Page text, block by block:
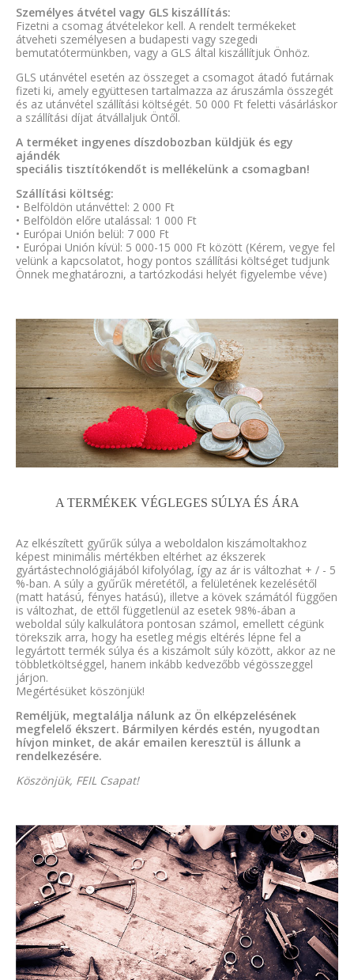
Személyes átvétel vagy GLS kiszállítás:
Fizetni a csomag átvételekor kell. A rendelt termékeket
átveheti személyesen a budapesti vagy szegedi
bemutatótermünkben, vagy a GLS által kiszállítjuk Önhöz.
GLS utánvétel esetén az összeget a csomagot átadó futárnak
fizeti ki, amely együttesen tartalmazza az áruszámla összegét
és az utánvétel szállítási költségét. 50 000 Ft feletti vásárláskor
a szállítási díjat átvállaljuk Öntől.
A terméket ingyenes díszdobozban küldjük és egy
ajándék
speciális tisztítókendőt is mellékelünk a csomagban!
Szállítási költség:
• Belföldön utánvéttel: 2 000 Ft
• Belföldön előre utalással: 1 000 Ft
• Európai Unión belül: 7 000 Ft
• Európai Unión kívül: 5 000-15 000 Ft között (Kérem, vegye fel
velünk a kapcsolatot, hogy pontos szállítási költséget tudjunk
Önnek meghatározni, a tartózkodási helyét figyelembe véve)
A TERMÉKEK VÉGLEGES SÚLYA ÉS ÁRA
Az elkészített gyűrűk súlya a weboldalon kiszámoltakhoz
képest minimális mértékben eltérhet az ékszerek
gyártástechnológiájából kifolyólag, így az ár is változhat + / - 5
%-ban. A súly a gyűrűk méretétől, a felületének kezelésétől
(matt hatású, fényes hatású), illetve a kövek számától függően
is változhat, de ettől függetlenül az esetek 98%-ában a
weboldal súly kalkulátora pontosan számol, emellett cégünk
törekszik arra, hogy ha esetleg mégis eltérés lépne fel a
legyártott termék súlya és a kiszámolt súly között, akkor az ne
többletköltséggel, hanem inkább kedvezőbb végösszeggel
járjon.
Megértésüket köszönjük!
Reméljük, megtalálja nálunk az Ön elképzelésének
megfelelő ékszert. Bármilyen kérdés estén, nyugodtan
hívjon minket, de akár emailen keresztül is állunk a
rendelkezésére.
Köszönjük, FEIL Csapat!